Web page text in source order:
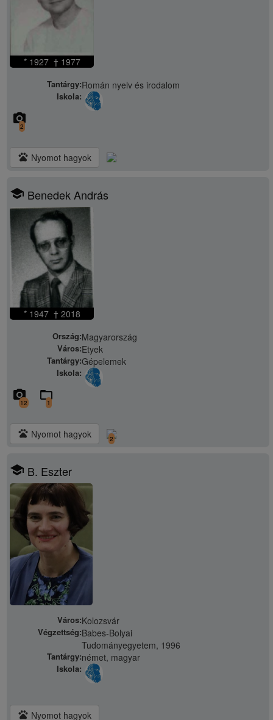
* 1927 † 1977
Tantárgy:Román nyelv és irodalom
Iskola:
camera_alt
2
pets Nyomot hagyok
school Benedek András
* 1947 † 2018
Ország:Magyarország
Város:Etyek
Tantárgy:Gépelemek
Iskola:
camera_alt
12
folder_open
1
pets Nyomot hagyok 2
school B. Eszter
Város:Kolozsvár
Végzettség:Babes-Bolyai
Tudományegyetem, 1996
Tantárgy:német, magyar
Iskola:
pets Nyomot hagyok